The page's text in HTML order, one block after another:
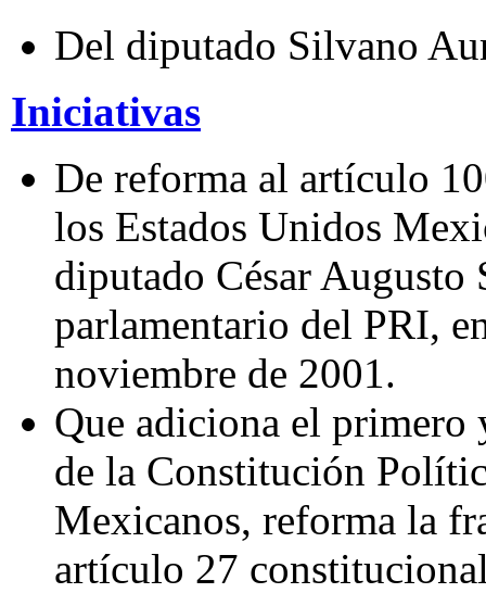
Del diputado Silvano
Iniciativas
De reforma al artículo
los Estados Unidos
diputado César Augusto
parlamentario del PRI,
noviembre de 2001.
Que adiciona el
de la Constitución
Mexicanos, reforma la
artículo 27